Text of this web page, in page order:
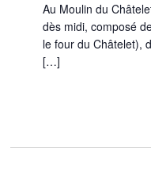
Au Moulin du
dès midi, composé
le four du Châtelet),
[…]